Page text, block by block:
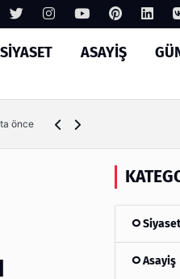
SIYASET ASAYIŞ
önce MASROKİT Eğitim
Siyaset
Asayiş